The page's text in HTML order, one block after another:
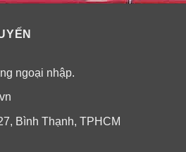
ngoại nhập.
Bình Thạnh, TPHCM